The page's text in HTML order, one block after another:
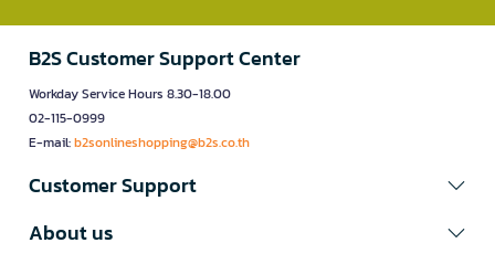
B2S Customer Support Center
Workday Service Hours 8.30-18.00
02-115-0999
E-mail:b2sonlineshopping@b2s.co.th
Customer Support
About us